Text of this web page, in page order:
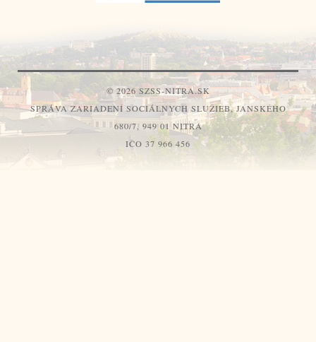
© 2026 SZSS-NITRA.SK
SPRÁVA ZARIADENÍ SOCIÁLNYCH SLUŽIEB, JANSKÉHO
680/7, 949 01 NITRA
IČO 37 966 456